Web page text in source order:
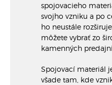
spojovacieho
svojho vzniku a po
ho neustále
môžete vybrať zo
kamenných
Spojovací materiál
všade tam, kde